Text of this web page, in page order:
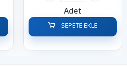
Adet
SEPETE EKLE